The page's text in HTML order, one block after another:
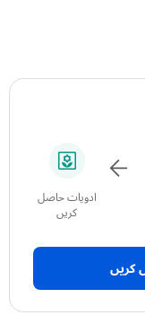
ادویات حاصل